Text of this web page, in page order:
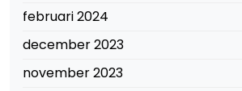
februari 2024
december 2023
november 2023